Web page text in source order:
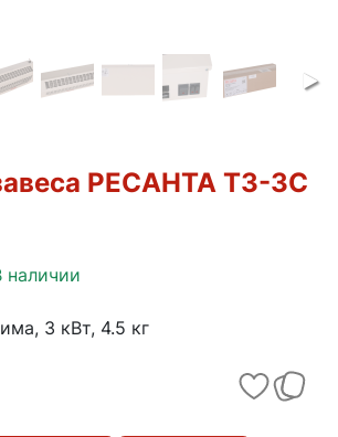
РЕСАНТА ТЗ-3С
наличии
3 кВт, 4.5 кг